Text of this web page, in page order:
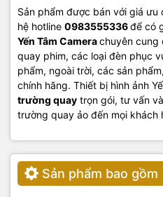
Sản phẩm được bán với giá ưu
hệ hotline 0983555336để có
Yến Tâm Camerachuyên cung
quay phim, các loại đèn phục
phẩm, ngoài trời, các sản
chính hãng. Thiết bị hình ảnh
trường quay trọn gói, tư vấn
trường quay ảo đến mọi khách
Sản phẩm bao gồm